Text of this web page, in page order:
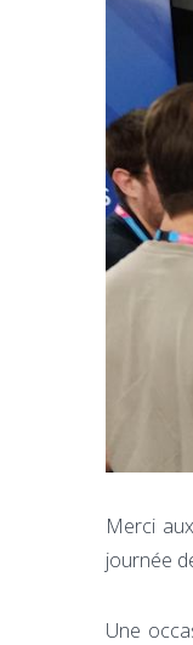
Merci
journée
Une